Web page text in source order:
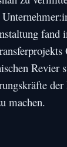
fand
Revier
machen.